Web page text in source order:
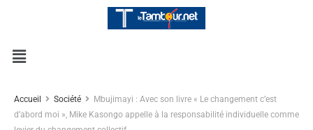
Accueil Société
Mbujimayi : Avec son livre « Le changement c’est
d’abord moi », Mike Kasongo appelle à la responsabilité individuelle comme